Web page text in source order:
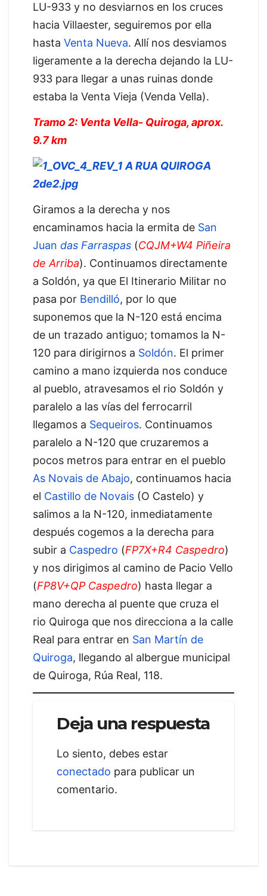
LU-933 y no desviarnos en los cruces
hacia Villaester, seguiremos por ella
hasta Venta Nueva. Allí nos desviamos
ligeramente a la derecha dejando la LU-
933 para llegar a unas ruinas donde
estaba la Venta Vieja (Venda Vella).
Tramo 2: Venta Vella- Quiroga, aprox.
9.7 km
Giramos a la derecha y nos
encaminamos hacia la ermita de San
Juan das Farraspas (CQJM+W4 Piñeira
de Arriba). Continuamos directamente
a Soldón, ya que El Itinerario Militar no
pasa por Bendilló, por lo que
suponemos que la N-120 está encima
de un trazado antiguo; tomamos la N-
120 para dirigirnos a Soldón. El primer
camino a mano izquierda nos conduce
al pueblo, atravesamos el rio Soldón y
paralelo a las vías del ferrocarril
llegamos a Sequeiros. Continuamos
paralelo a N-120 que cruzaremos a
pocos metros para entrar en el pueblo
As Novais de Abajo, continuamos hacia
el Castillo de Novais (O Castelo) y
salimos a la N-120, inmediatamente
después cogemos a la derecha para
subir a Caspedro (FP7X+R4 Caspedro)
y nos dirigimos al camino de Pacio Vello
(FP8V+QP Caspedro) hasta llegar a
mano derecha al puente que cruza el
rio Quiroga que nos direcciona a la calle
Real para entrar en San Martín de
Quiroga, llegando al albergue municipal
de Quiroga, Rúa Real, 118.
Deja una respuesta
Lo siento, debes estar
conectado para publicar un
comentario.